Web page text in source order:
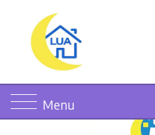
Menu